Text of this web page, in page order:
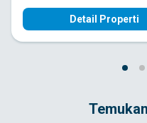
Detail Properti